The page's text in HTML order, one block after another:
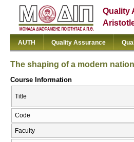
Quality
AUTH Quality Assurance
The shaping of a modern
Course Information
Title
Code
Faculty